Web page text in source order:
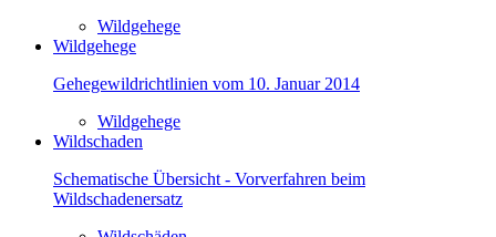
Wildgehege
Wildgehege
Gehegewildrichtlinien vom 10. Januar 2014
Wildgehege
Wildschaden
Schematische Übersicht - Vorverfahren beim
Wildschadenersatz